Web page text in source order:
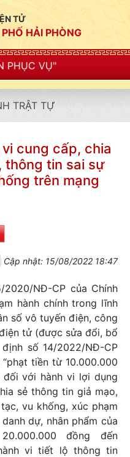
TỬ
HẢI PHÒNG
TRẬT TỰ
cung cấp, chia
thông tin sai sự
trên mạng
Cập nhật: 15/08/2022 18:47
2020/NĐ-CP của Chính
hành chính trong lĩnh
số vô tuyến điện, công
tử (được sửa đổi, bổ
số 14/2022/NĐ-CP
tiền từ 10.000.000
với hành vi lợi dụng
sẻ thông tin giả mạo,
vu khống, xúc phạm
dự, nhân phẩm của
đồng đến
vi tiết lộ thông tin